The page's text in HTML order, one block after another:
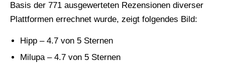
Basis der 771 ausgewerteten Rezensionen diverser
Plattformen errechnet wurde, zeigt folgendes Bild:
Hipp – 4.7 von 5 Sternen
Milupa – 4.7 von 5 Sternen